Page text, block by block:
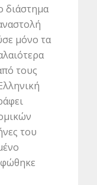
διάστημα
μόνο τα
τους
του